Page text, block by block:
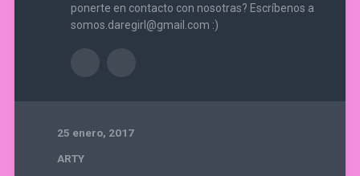
ponerte en contacto con nosotras? Escríbenos a
somos.daregirl@gmail.com :)
25 enero, 2017
ARTY